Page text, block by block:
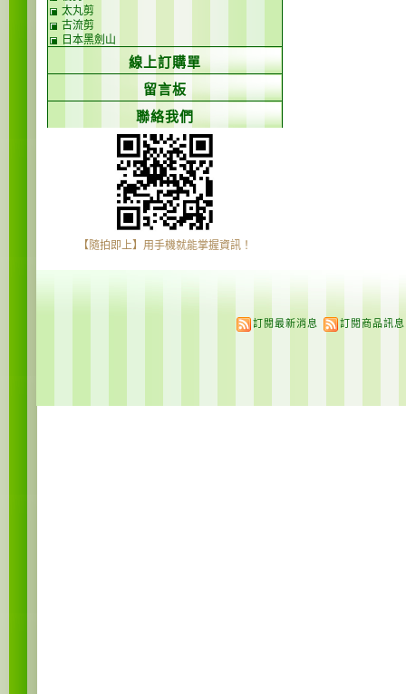
太丸剪
古流剪
日本黑劍山
線上訂購單
留言板
聯絡我們
【隨拍即上】用手機就能掌握資訊！
訂閱最新消息 訂閱商品訊息